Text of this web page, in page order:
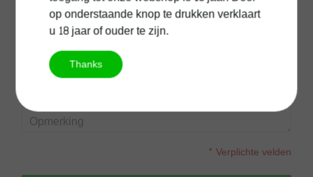
* Uw e-mailadres wordt niet gepubliceerd.
* Verplichte velden
op onderstaande knop te drukken verklaart
u 18 jaar of ouder te zijn.
Thanks